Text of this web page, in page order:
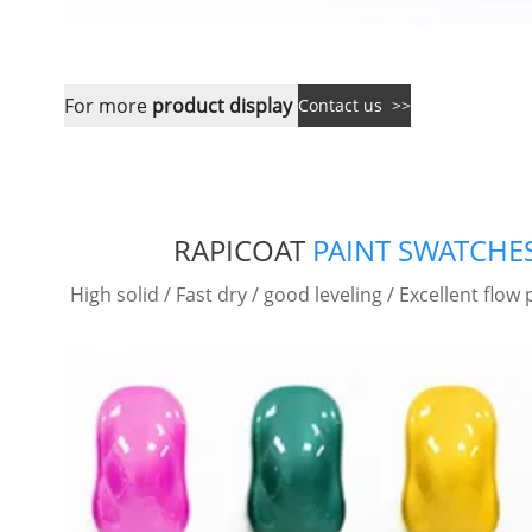
For more product display Contact us >>
RAPICOAT PAINT
High solid / Fast dry / good leveling / Excellent flow